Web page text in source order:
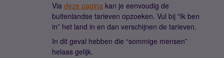
Via deze pagina kan je eenvoudig de
buitenlandse tarieven opzoeken. Vul bij "Ik ben
in” het land in en dan verschijnen de tarieven.
In dit geval hebben die “sommige mensen”
helaas gelijk.